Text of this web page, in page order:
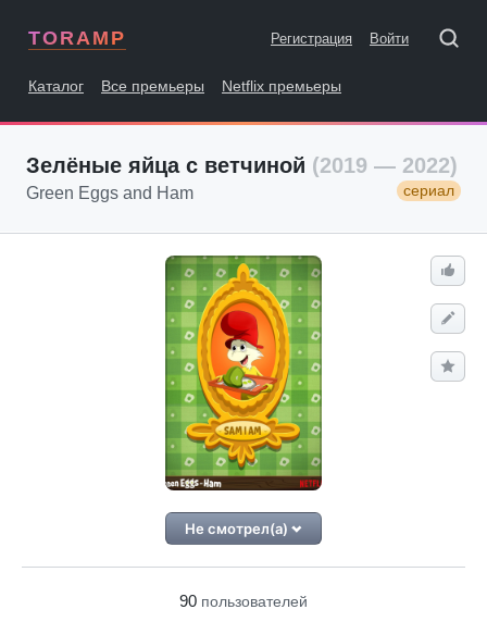
TORAMP Регистрация Войти
Каталог Все премьеры Netflix премьеры
Зелёные яйца с ветчиной (2019 — 2022)
сериал
Green Eggs and Ham
Не смотрел(а)
90 пользователей